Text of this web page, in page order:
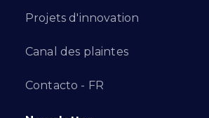
Projets d'innovation
Canal des plaintes
Contacto - FR